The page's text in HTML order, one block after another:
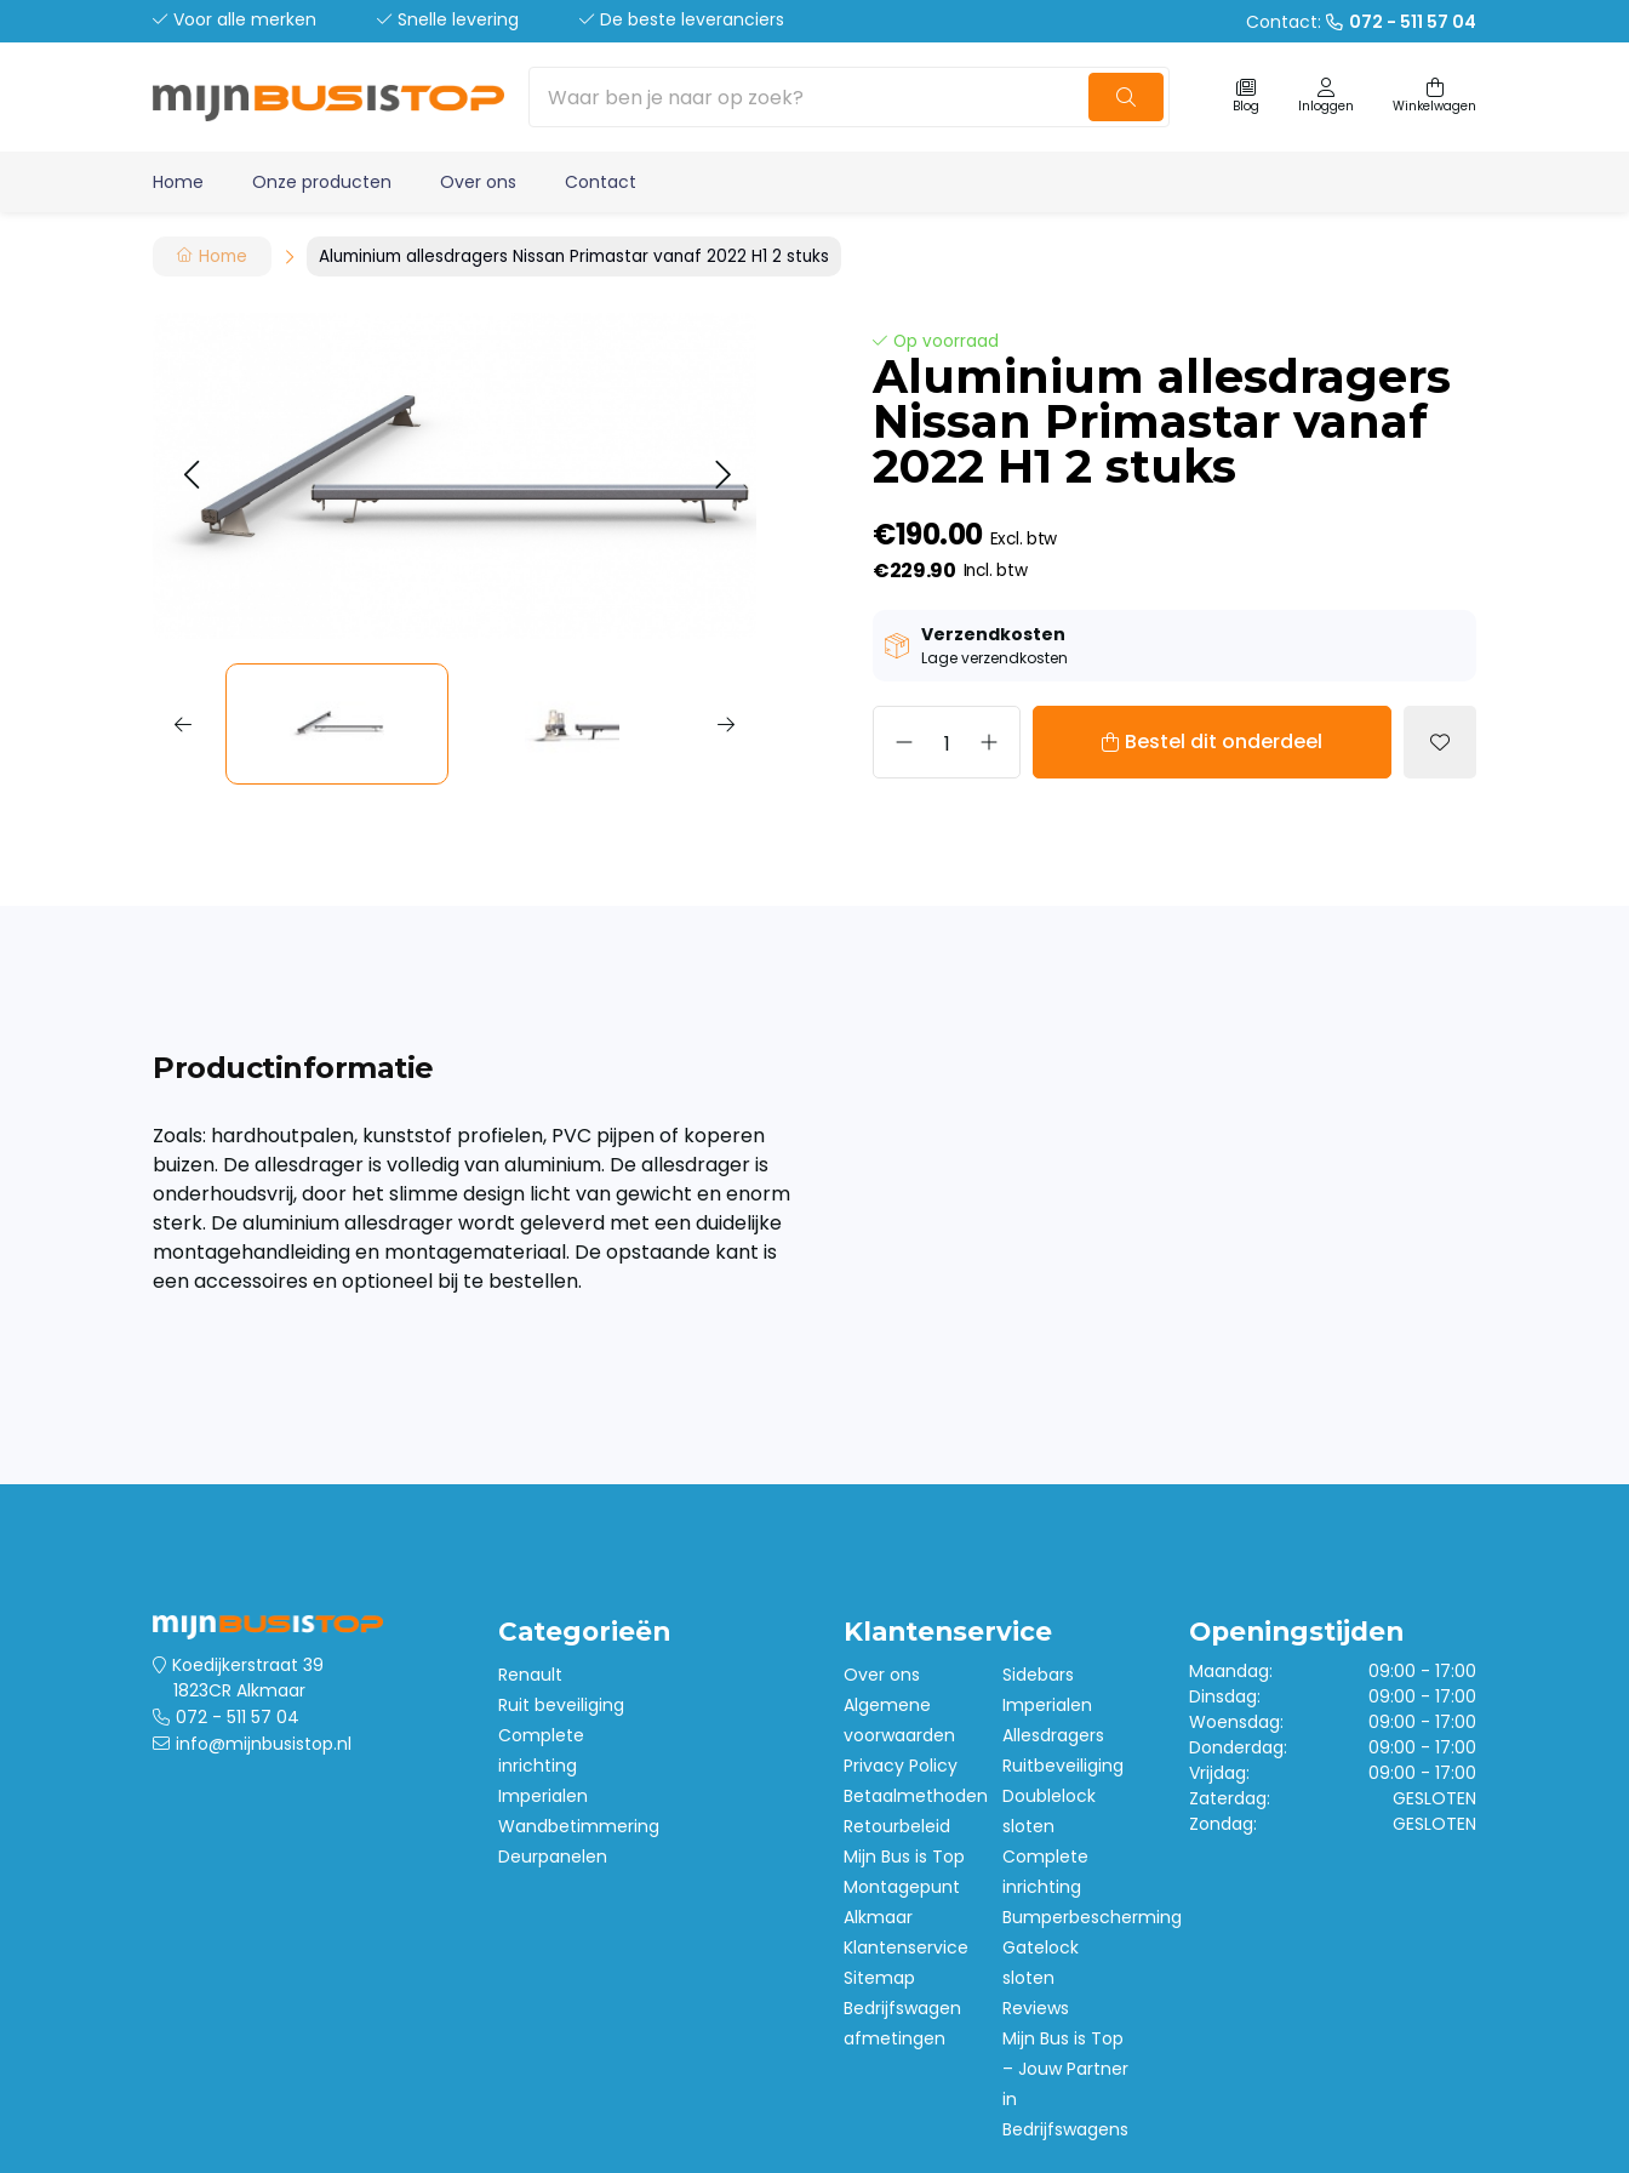
Voor alle merken Snelle levering De beste leveranciers Contact: 072 - 511 57 04
Blog Inloggen Winkelwagen
Home Onze producten Over ons Contact
Home Aluminium allesdragers Nissan Primastar vanaf 2022 H1 2 stuks
Op voorraad
Aluminium allesdragers
Nissan Primastar vanaf
2022 H1 2 stuks
€190.00 Excl. btw
€229.90 Incl. btw
Verzendkosten
Lage verzendkosten
Bestel dit onderdeel
Productinformatie
Zoals: hardhoutpalen, kunststof profielen, PVC pijpen of koperen
buizen. De allesdrager is volledig van aluminium. De allesdrager is
onderhoudsvrij, door het slimme design licht van gewicht en enorm
sterk. De aluminium allesdrager wordt geleverd met een duidelijke
montagehandleiding en montagemateriaal. De opstaande kant is
een accessoires en optioneel bij te bestellen.
Koedijkerstraat 39
1823CR Alkmaar
072 - 511 57 04
info@mijnbusistop.nl
Categorieën
Renault
Ruit beveiliging
Complete
inrichting
Imperialen
Wandbetimmering
Deurpanelen
Klantenservice
Over ons
Algemene
voorwaarden
Privacy Policy
Betaalmethoden
Retourbeleid
Mijn Bus is Top
Montagepunt
Alkmaar
Klantenservice
Sitemap
Bedrijfswagen
afmetingen
Sidebars
Imperialen
Allesdragers
Ruitbeveiliging
Doublelock
sloten
Complete
inrichting
Bumperbescherming
Gatelock
sloten
Reviews
Mijn Bus is Top
– Jouw Partner
in
Bedrijfswagens
Openingstijden
Maandag:
09:00 - 17:00
Dinsdag:
09:00 - 17:00
Woensdag:
09:00 - 17:00
Donderdag:
09:00 - 17:00
Vrijdag:
09:00 - 17:00
Zaterdag:
GESLOTEN
Zondag:
GESLOTEN